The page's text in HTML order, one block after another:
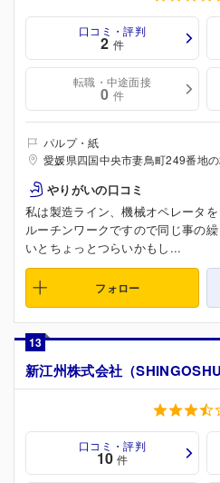
口コミ・評判
2 件
転職・中途面接
0 件
パルプ・紙
愛媛県四国中央市妻鳥町249番地
やりがいの口コミ
私は製造ライン、機械オペレータ
ルーチンワークですので同じ事の
いとちょっとつらいかもし...
フォロー
13
新江州株式会社（
口コミ・評判
10 件